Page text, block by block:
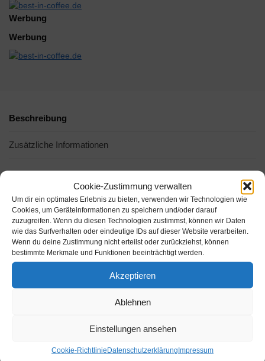
Cookie-Zustimmung verwalten
Um dir ein optimales Erlebnis zu bieten, verwenden wir Technologien wie
Cookies, um Geräteinformationen zu speichern und/oder darauf
zuzugreifen. Wenn du diesen Technologien zustimmst, können wir Daten
wie das Surfverhalten oder eindeutige IDs auf dieser Website verarbeiten.
Wenn du deine Zustimmung nicht erteilst oder zurückziehst, können
bestimmte Merkmale und Funktionen beeinträchtigt werden.
Akzeptieren
Ablehnen
Einstellungen ansehen
Cookie-RichtlinieDatenschutzerklärungImpressum
Werbung
Werbung
Beschreibung
Zusätzliche Informationen
el 40cm verstärkt mit